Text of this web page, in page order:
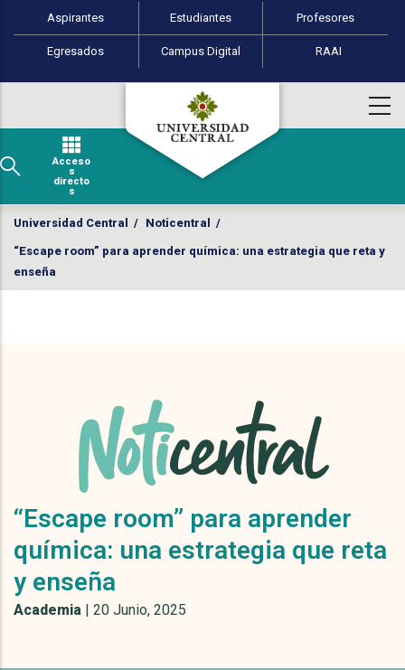
Pasar al contenido principal
Perfiles de usuario
Aspirantes Estudiantes Profesores
Egresados Campus Digital RAAI
Acceso
s
directo
s
Universidad Central / Noticentral /
“Escape room” para aprender química: una estrategia que reta y
enseña
“Escape room” para aprender
química: una estrategia que reta
y enseña
Academia | 20 Junio, 2025